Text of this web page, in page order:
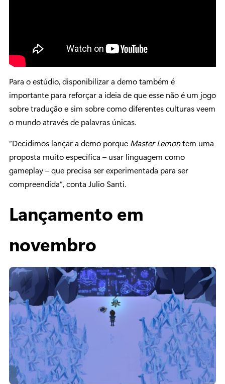
Para o estúdio, disponibilizar a demo também é
importante para reforçar a ideia de que esse não é um jogo
sobre tradução e sim sobre como diferentes culturas veem
o mundo através de palavras únicas.
“Decidimos lançar a demo porque Master Lemontem uma
proposta muito específica – usar linguagem como
gameplay – que precisa ser experimentada para ser
compreendida”, conta Julio Santi.
Lançamento em
novembro